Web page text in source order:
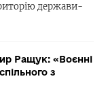
держави-
Ращук: «Воєнні
з